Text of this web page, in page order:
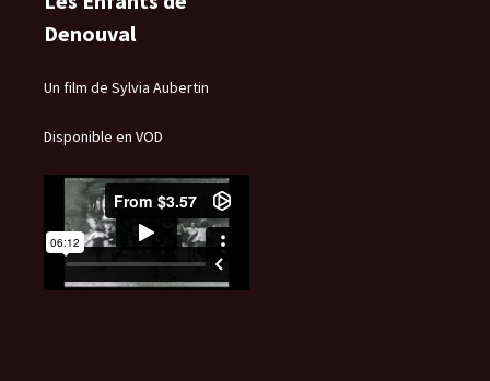
Denouval
Un film de Sylvia Aubertin
Disponible en VOD